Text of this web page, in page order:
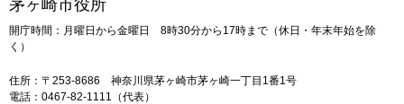
茅ヶ崎市役所
開庁時間：月曜日から金曜日 8時30分から17時まで（休日・年末年始を除
く）
住所：〒253-8686 神奈川県茅ヶ崎市茅ヶ崎一丁目1番1号
電話：0467-82-1111（代表）